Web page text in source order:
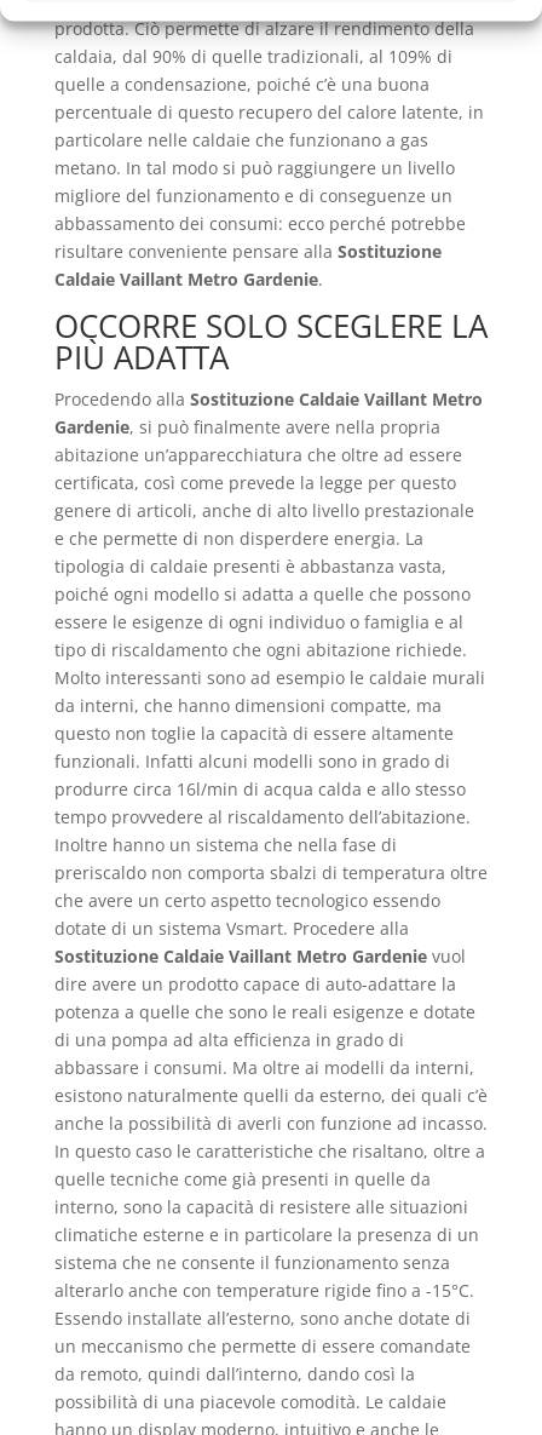
prodotta. Ciò permette di alzare il rendimento della
caldaia, dal 90% di quelle tradizionali, al 109% di
quelle a condensazione, poiché c’è una buona
percentuale di questo recupero del calore latente, in
particolare nelle caldaie che funzionano a gas
metano. In tal modo si può raggiungere un livello
migliore del funzionamento e di conseguenze un
abbassamento dei consumi: ecco perché potrebbe
risultare conveniente pensare alla Sostituzione
Caldaie Vaillant Metro Gardenie.
OCCORRE SOLO SCEGLERE LA
PIÙ ADATTA
Procedendo alla Sostituzione Caldaie Vaillant Metro
Gardenie, si può finalmente avere nella propria
abitazione un’apparecchiatura che oltre ad essere
certificata, così come prevede la legge per questo
genere di articoli, anche di alto livello prestazionale
e che permette di non disperdere energia. La
tipologia di caldaie presenti è abbastanza vasta,
poiché ogni modello si adatta a quelle che possono
essere le esigenze di ogni individuo o famiglia e al
tipo di riscaldamento che ogni abitazione richiede.
Molto interessanti sono ad esempio le caldaie murali
da interni, che hanno dimensioni compatte, ma
questo non toglie la capacità di essere altamente
funzionali. Infatti alcuni modelli sono in grado di
produrre circa 16l/min di acqua calda e allo stesso
tempo provvedere al riscaldamento dell’abitazione.
Inoltre hanno un sistema che nella fase di
preriscaldo non comporta sbalzi di temperatura oltre
che avere un certo aspetto tecnologico essendo
dotate di un sistema Vsmart. Procedere alla
Sostituzione Caldaie Vaillant Metro Gardenievuol
dire avere un prodotto capace di auto-adattare la
potenza a quelle che sono le reali esigenze e dotate
di una pompa ad alta efficienza in grado di
abbassare i consumi. Ma oltre ai modelli da interni,
esistono naturalmente quelli da esterno, dei quali c’è
anche la possibilità di averli con funzione ad incasso.
In questo caso le caratteristiche che risaltano, oltre a
quelle tecniche come già presenti in quelle da
interno, sono la capacità di resistere alle situazioni
climatiche esterne e in particolare la presenza di un
sistema che ne consente il funzionamento senza
alterarlo anche con temperature rigide fino a -15°C.
Essendo installate all’esterno, sono anche dotate di
un meccanismo che permette di essere comandate
da remoto, quindi dall’interno, dando così la
possibilità di una piacevole comodità. Le caldaie
hanno un display moderno, intuitivo e anche le